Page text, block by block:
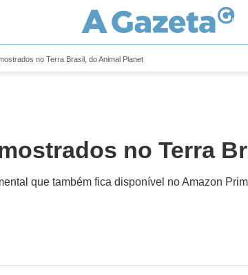
no Terra Brasil, do Animal Planet
no Terra
que também fica disponível no Amazon